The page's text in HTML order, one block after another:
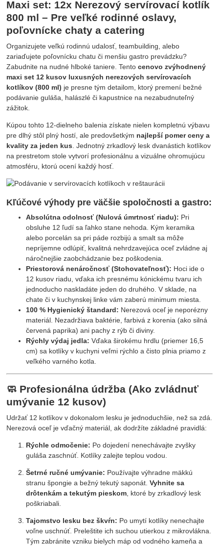
Maxi set: 12x Nerezový servírovací kotlík
800 ml – Pre veľké rodinné oslavy,
poľovnícke chaty a catering
Organizujete veľkú rodinnú udalosť, teambuilding, alebo
zariaďujete poľovnícku chatu či menšiu gastro prevádzku?
Zabudnite na nudné hlboké taniere. Tentocenovo zvýhodnený
maxi set 12 kusov luxusných nerezových servírovacích
kotlíkov (800 ml) je presne tým detailom, ktorý premení bežné
podávanie guláša, halászlé či kapustnice na nezabudnuteľný
zážitok.
Kúpou tohto 12-dielneho balenia získate nielen kompletnú výbavu
pre dlhý stôl plný hostí, ale predovšetkým najlepší pomer ceny a
kvality za jeden kus . Jednotný zrkadlový lesk dvanástich kotlíkov
na prestretom stole vytvorí profesionálnu a vizuálne ohromujúcu
atmosféru, ktorú ocení každý hosť.
Kľúčové výhody pre väčšie spoločnosti a gastro:
Absolútna odolnosť (Nulová úmrtnosť riadu): Pri
obsluhe 12 ľudí sa ľahko stane nehoda. Kým keramika
alebo porcelán sa pri páde rozbijú a smalt sa môže
nepríjemne odlúpiť, kvalitná nehrdzavejúca oceľ zvládne aj
náročnejšie zaobchádzanie bez poškodenia.
Priestorová nenáročnosť (Stohovateľnosť): Hoci ide o
12 kusov riadu, vďaka ich presnému kónickému tvaru ich
jednoducho naskladáte jeden do druhého. V sklade, na
chate či v kuchynskej linke vám zaberú minimum miesta.
100 % Hygienický štandard: Nerezová oceľ je neporézny
materiál. Nezadržiava baktérie, farbivá z korenia (ako silná
červená paprika) ani pachy z rýb či diviny.
Rýchly výdaj jedla: Vďaka širokému hrdlu (priemer 16,5
cm) sa kotlíky v kuchyni veľmi rýchlo a čisto plnia priamo z
veľkého varného kotla.
🧼 Profesionálna údržba (Ako zvládnuť
umývanie 12 kusov)
Udržať 12 kotlíkov v dokonalom lesku je jednoduchšie, než sa zdá.
Nerezová oceľ je vďačný materiál, ak dodržíte základné pravidlá:
Rýchle odmočenie: Po dojedení nenechávajte zvyšky
guláša zaschnúť. Kotlíky zalejte teplou vodou.
Šetrné ručné umývanie: Používajte výhradne mäkkú
stranu špongie a bežný tekutý saponát.Vyhnite sa
drôtenkám a tekutým pieskom , ktoré by zrkadlový lesk
poškriabali.
Tajomstvo lesku bez škvŕn: Po umytí kotlíky nenechajte
voľne uschnúť. Preleštite ich suchou utierkou z mikrovlákna.
Tým zabránite vzniku bielych máp od vodného kameňa a